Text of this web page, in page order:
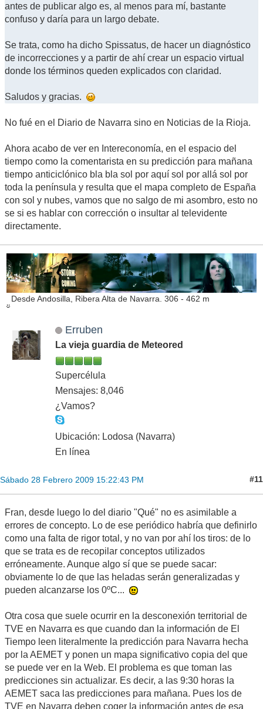
antes de publicar algo es, al menos para mí, bastante
confuso y daría para un largo debate.
Se trata, como ha dicho Spissatus, de hacer un diagnóstico
de incorrecciones y a partir de ahí crear un espacio virtual
donde los términos queden explicados con claridad.
Saludos y gracias.
No fué en el Diario de Navarra sino en Noticias de la Rioja.
Ahora acabo de ver en Intereconomía, en el espacio del
tiempo como la comentarista en su predicción para mañana
tiempo anticiclónico bla bla sol por aquí sol por allá sol por
toda la península y resulta que el mapa completo de España
con sol y nubes, vamos que no salgo de mi asombro, esto no
se si es hablar con corrección o insultar al televidente
directamente.
Desde Andosilla, Ribera Alta de Navarra. 306 - 462 m
Erruben
La vieja guardia de Meteored
Supercélula
Mensajes: 8,046
¿Vamos?
Ubicación: Lodosa (Navarra)
En línea
Sábado 28 Febrero 2009 15:22:43 PM #11
Fran, desde luego lo del diario "Qué" no es asimilable a
errores de concepto. Lo de ese periódico habría que definirlo
como una falta de rigor total, y no van por ahí los tiros: de lo
que se trata es de recopilar conceptos utilizados
erróneamente. Aunque algo sí que se puede sacar:
obviamente lo de que las heladas serán generalizadas y
pueden alcanzarse los 0ºC...
Otra cosa que suele ocurrir en la desconexión territorial de
TVE en Navarra es que cuando dan la información de El
Tiempo leen literalmente la predicción para Navarra hecha
por la AEMET y ponen un mapa significativo copia del que
se puede ver en la Web. El problema es que toman las
predicciones sin actualizar. Es decir, a las 9:30 horas la
AEMET saca las predicciones para mañana. Pues los de
TVE en Navarra deben coger la información antes de esa